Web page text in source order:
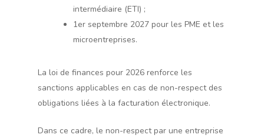
intermédiaire (ETI) ;
1er septembre 2027 pour les PME et les
microentreprises.
La loi de finances pour 2026 renforce les
sanctions applicables en cas de non-respect des
obligations liées à la facturation électronique.
Dans ce cadre, le non-respect par une entreprise